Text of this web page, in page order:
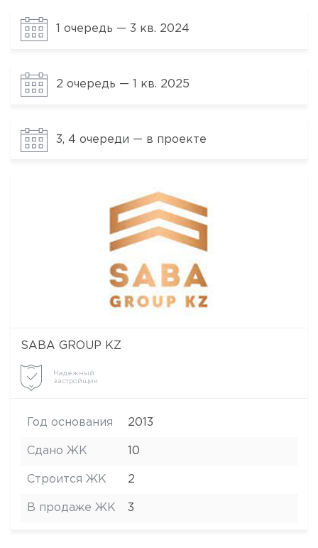
1 очередь — 3 кв. 2024
2 очередь — 1 кв. 2025
3, 4 очереди — в проекте
SABA GROUP KZ
Надежный
застройщик
Год основания 2013
Сдано ЖК 10
Строится ЖК 2
В продаже ЖК 3